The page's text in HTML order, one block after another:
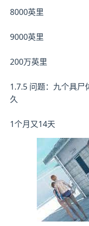
8000英里
9000英里
200万英里
1.7.5 问题：九个具
久
1个月又14天